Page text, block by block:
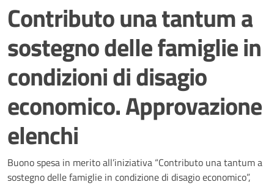
Contributo una tantum a
sostegno delle famiglie in
condizioni di disagio
economico. Approvazione
elenchi
Dettagli della notizia
Buono spesa in merito all’iniziativa “Contributo una tantum a
sostegno delle famiglie in condizione di disagio economico”,